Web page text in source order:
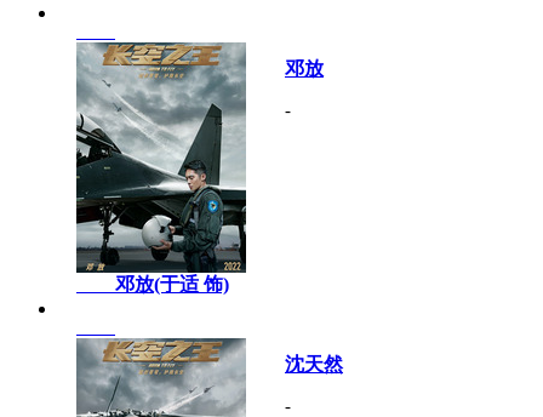
邓放(于适 饰)
邓放
-
沈天然
-